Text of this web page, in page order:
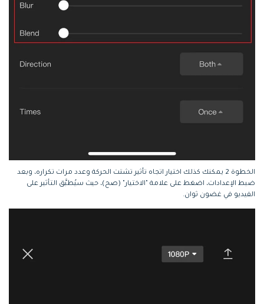
الخطوة 2
يمكنك كذلك اختيار اتجاه تأثير تشتت الحركة وعدد مرات تكراره، وبعد
ضبط الإعدادات، اضغط على علامة "الاختيار" (صح)، حيث سيُطبَّق التأثير على
الفيديو في غضون ثوان.